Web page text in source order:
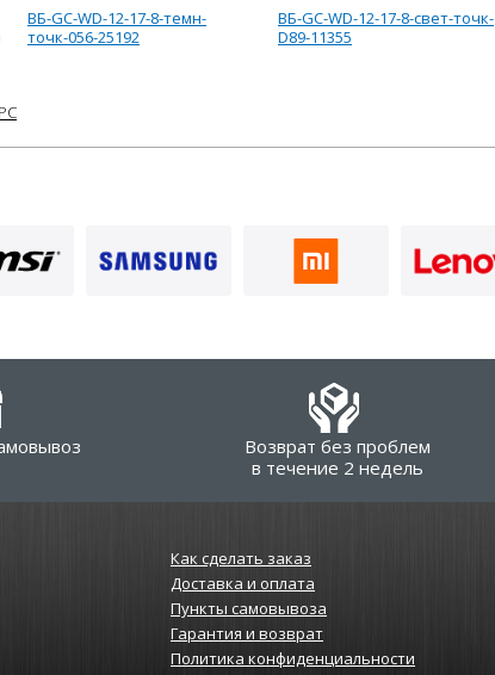
ВБ-GC-WD-12-17-8-темн-
точк-056-25192
ВБ-GC-WD-12-17-8-свет-точк-
D89-11355
Возврат без проблем
в течение 2 недель
Как сделать заказ
Доставка и оплата
Пункты самовывоза
Гарантия и возврат
Политика конфиденциальности